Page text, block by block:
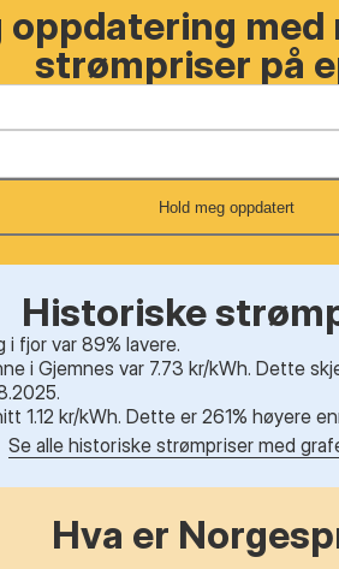
oppdatering
strømpriser på
Hold meg oppdatert
Historiske
i fjor var 89% lavere.
i Gjemnes var 7.73 kr/kWh. Dette
1.12 kr/kWh. Dette er 261% høyere
Se alle historiske strømpriser med
Hva er